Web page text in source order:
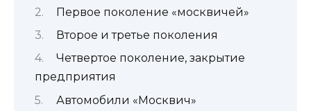
Первое поколение «москвичей»
Второе и третье поколения
Четвертое поколение, закрытие
предприятия
Автомобили «Москвич»